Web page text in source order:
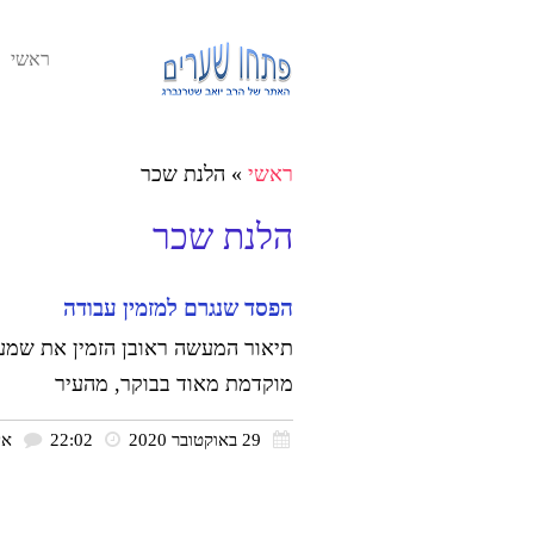
ראשי
ראשי » הלנת שכר
הלנת שכר
הפסד שנגרם למזמין עבודה
תיאור המעשה ראובן הזמין את
מוקדמת מאוד בבוקר, מהעיר